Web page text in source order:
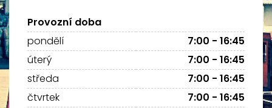
Provozní doba
pondělí
7:00 - 16:45
úterý
7:00 - 16:45
středa
7:00 - 16:45
čtvrtek
7:00 - 16:45